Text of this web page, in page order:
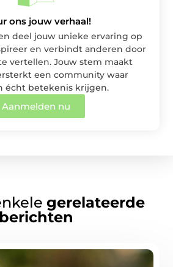
ons jouw verhaal!
deel jouw unieke ervaring op
en verbindt anderen door
vertellen. Jouw stem maakt
een community waar
écht betekenis krijgen.
Aanmelden nu
gerelateerde
berichten